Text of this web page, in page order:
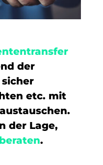
der
etc. mit
der Lage,
.